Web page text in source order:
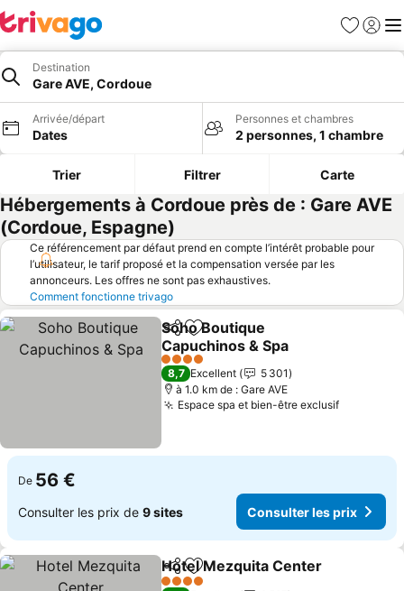
Favoris
Se
Destination
Gare AVE, Cordoue
Arrivée/départ
Dates
Personnes et chambres
2 personnes, 1 chambre
Trier Filtrer Carte
Hébergements à Cordoue près de : Gare AVE
(Cordoue, Espagne)
Ce référencement par défaut prend en compte l’intérêt probable pour
l’utilisateur, le tarif proposé et la compensation versée par les
annonceurs. Les offres ne sont pas exhaustives.
Comment fonctionne trivago
PartagerAjouter à mes favoris
Soho Boutique
Capuchinos & Spa
4 Étoiles
8,7 Excellent
5 301
à 1.0 km de : Gare AVE
Espace spa et bien-être exclusif
De 56 €
Consulter les prix de 9 sites Consulter les prix
PartagerAjouter à mes favoris
Hotel Mezquita Center
4 Étoiles